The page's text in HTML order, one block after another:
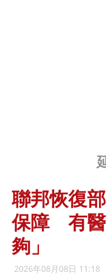
聯邦恢復
保障 有醫
夠」
2026年08月08日 11:18